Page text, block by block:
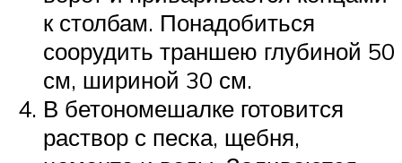
к столбам. Понадобиться
соорудить траншею глубиной 50
см, шириной 30 см.
В бетономешалке готовится
раствор с песка, щебня,